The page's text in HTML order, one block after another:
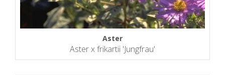
Aster
Aster x frikartii 'Jungfrau'